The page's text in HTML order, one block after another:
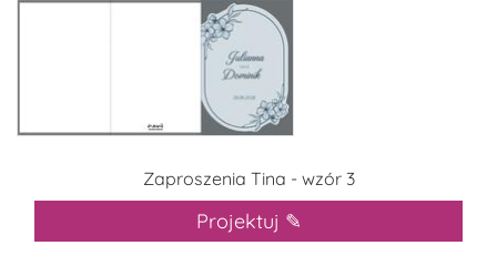
Zaproszenia Tina - wzór 3
Projektuj ✎